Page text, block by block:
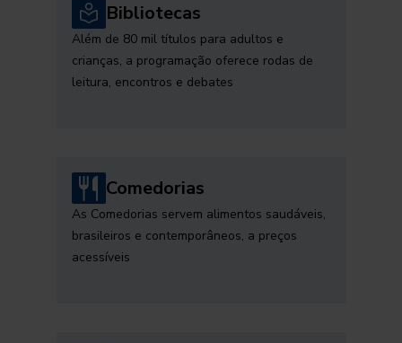
Bibliotecas
Além de 80 mil títulos para adultos e
crianças, a programação oferece rodas de
leitura, encontros e debates
Comedorias
As Comedorias servem alimentos saudáveis,
brasileiros e contemporâneos, a preços
acessíveis